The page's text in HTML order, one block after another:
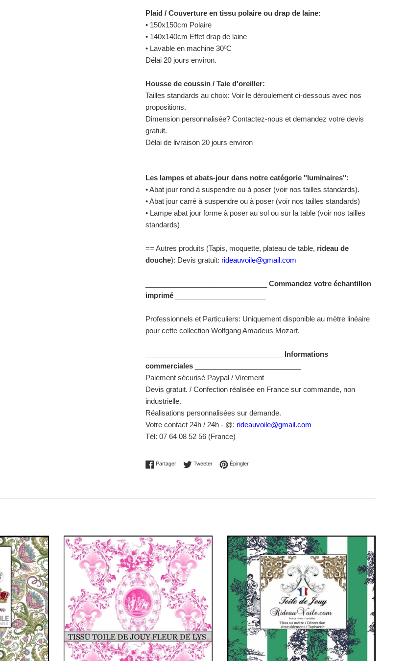
Plaid / Couverture en tissu polaire ou drap de laine:
• 150x150cm Polaire
• 140x140cm Effet drap de laine
• Lavable en machine 30ºC
Délai 20 jours environ.
Housse de coussin / Taie d'oreiller:
Tailles standards au choix: Voir le déroulement ci-dessous avec nos
propositions.
Dimension personnalisée? Contactez-nous et demandez votre devis
gratuit.
Délai de livraison 20 jours environ
Les lampes et abats-jour dans notre catégorie "luminaires":
• Abat jour rond à suspendre ou à poser (voir nos tailles standards).
• Abat jour carré à suspendre ou à poser (voir nos tailles standards)
• Lampe abat jour forme à poser au sol ou sur la table (voir nos tailles
standards)
== Autres produits (Tapis, moquette, plateau de table, rideau de
douche): Devis gratuit: rideauvoile@gmail.com
Commandez votre échantillon
imprimé
Professionnels et Particuliers: Uniquement disponible au mètre linéaire
pour cette collection Wolfgang Amadeus Mozart.
Informations
commerciales
Paiement sécurisé Paypal / Virement
Devis gratuit. / Confection réalisée en France sur commande, non
industrielle.
Réalisations personnalisées sur demande.
Votre contact 24h / 24h - @: rideauvoile@gmail.com
Tél: 07 64 08 52 56 (France)
PartagerPartager sur Facebook
TweeterTweeter sur Twitter
ÉpinglerÉpingler sur Pinterest